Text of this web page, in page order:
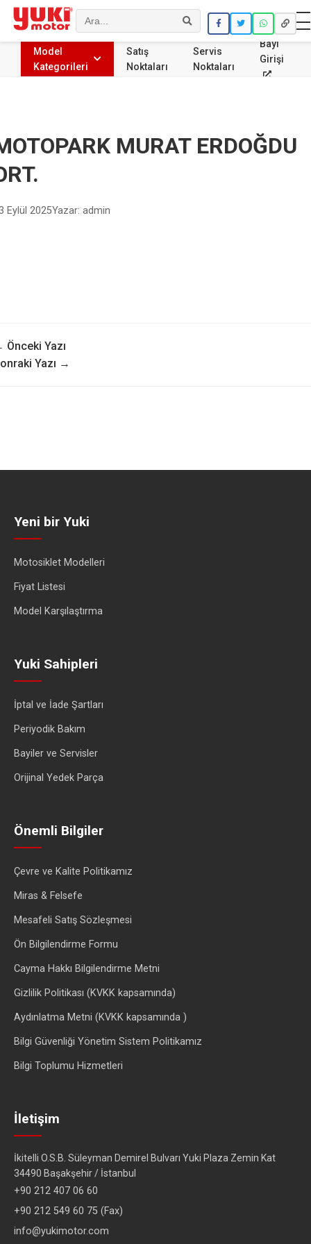
Ara
Model
Kategorileri
Satış
Noktaları
Servis
Noktaları
Bayi
Girişi
MURAT ERDOĞDU
Eylül 2025Yazar: admin
Önceki Yazı
Yazı →
Yeni bir Yuki
Motosiklet Modelleri
Fiyat Listesi
Model Karşılaştırma
Yuki Sahipleri
İptal ve İade Şartları
Periyodik Bakım
Bayiler ve Servisler
Orijinal Yedek Parça
Önemli Bilgiler
Çevre ve Kalite Politikamız
Miras & Felsefe
Mesafeli Satış Sözleşmesi
Ön Bilgilendirme Formu
Cayma Hakkı Bilgilendirme Metni
Gizlilik Politikası (KVKK kapsamında)
Aydınlatma Metni (KVKK kapsamında )
Bilgi Güvenliği Yönetim Sistem Politikamız
Bilgi Toplumu Hizmetleri
İletişim
İkitelli O.S.B. Süleyman Demirel Bulvarı Yuki Plaza Zemin Kat
34490 Başakşehir / İstanbul
+90 212 407 06 60
+90 212 549 60 75 (Fax)
info@yukimotor.com